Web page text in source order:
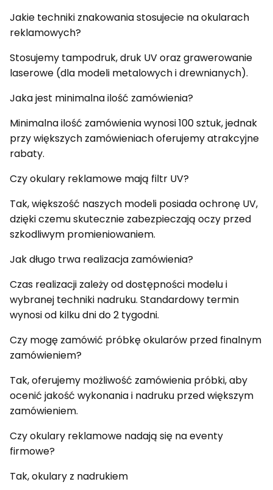
Jakie techniki znakowania stosujecie na okularach
reklamowych?
Stosujemy tampodruk, druk UV oraz grawerowanie
laserowe (dla modeli metalowych i drewnianych).
Jaka jest minimalna ilość zamówienia?
Minimalna ilość zamówienia wynosi 100 sztuk, jednak
przy większych zamówieniach oferujemy atrakcyjne
rabaty.
Czy okulary reklamowe mają filtr UV?
Tak, większość naszych modeli posiada ochronę UV,
dzięki czemu skutecznie zabezpieczają oczy przed
szkodliwym promieniowaniem.
Jak długo trwa realizacja zamówienia?
Czas realizacji zależy od dostępności modelu i
wybranej techniki nadruku. Standardowy termin
wynosi od kilku dni do 2 tygodni.
Czy mogę zamówić próbkę okularów przed finalnym
zamówieniem?
Tak, oferujemy możliwość zamówienia próbki, aby
ocenić jakość wykonania i nadruku przed większym
zamówieniem.
Czy okulary reklamowe nadają się na eventy
firmowe?
Tak, okulary z nadrukiem